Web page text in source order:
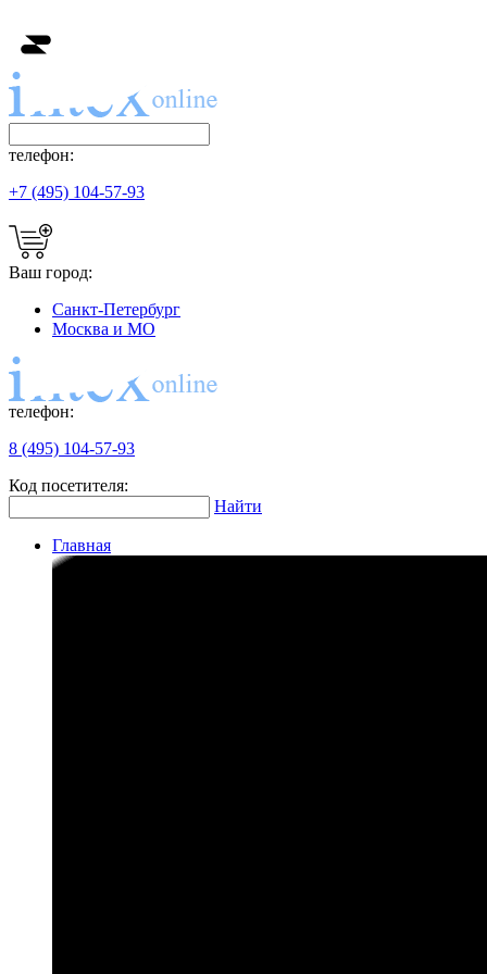
телефон:
+7 (495) 104-57-93
Ваш город:
Санкт-Петербург
Москва и МО
телефон:
8 (495) 104-57-93
Код посетителя:
Найти
Главная